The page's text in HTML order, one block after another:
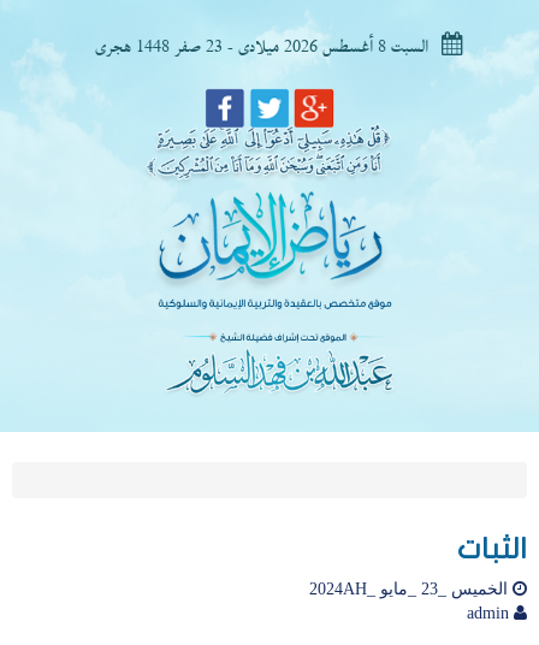
السبت 8 أغسطس 2026 ميلادى - 23 صفر 1448 هجرى
الثبات
الخميس _23 _مايو _2024AH